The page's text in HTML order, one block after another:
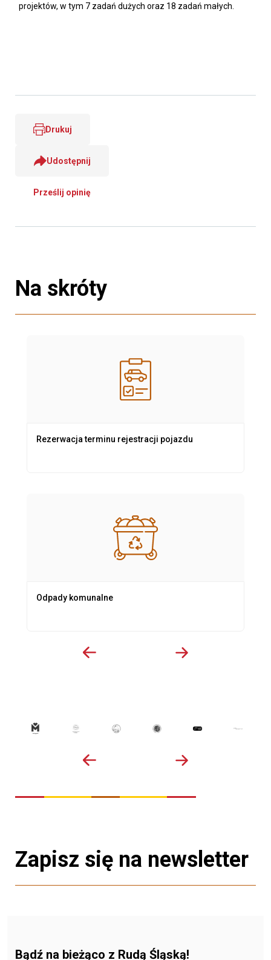
projektów, w tym 7 zadań dużych oraz 18 zadań małych.
Drukuj
Udostępnij
Prześlij opinię
Na skróty
Rezerwacja terminu rejestracji pojazdu
Odpady komunalne
Zapisz się na newsletter
Bądź na bieżąco z Rudą Śląską!